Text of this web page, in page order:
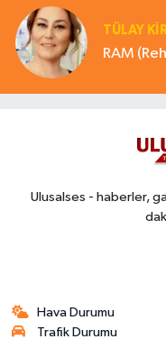
TÜLAY
Ulusalses - haberler,
Hava Durumu
Trafik Durumu